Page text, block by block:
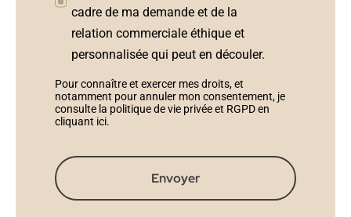
cadre de ma demande et de la
relation commerciale éthique et
personnalisée qui peut en découler.
Pour connaître et exercer mes droits, et
notamment pour annuler mon consentement, je
consulte la politique de vie privée et RGPD en
cliquant ici.
Envoyer